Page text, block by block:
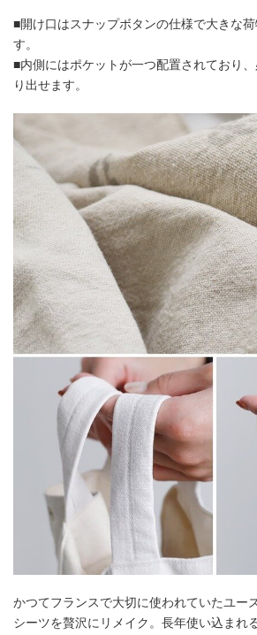
■開け口はスナップボタンの仕様で大きな
す。
■内側にはポケットが一つ配置されており
り出せます。
かつてフランスで大切に使われていたユー
シーツを贅沢にリメイク。長年使い込まれ